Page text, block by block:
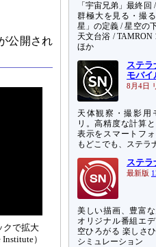
公開され
クで拡大
）
「宇宙兄弟」最終回
群極大を見る・撮
星」の定義 / 星空の
天文台浴 / TAMRON
ほか
ステラ
モバイ
8月4日
天体観察・撮影用
リ。高精度な計算
表示をスマートフ
もどこでも、ステラ
ステラ
最新版
美しい描画、豊富な
オリジナル番組エ
空ひろがる 楽しさ
シミュレーション